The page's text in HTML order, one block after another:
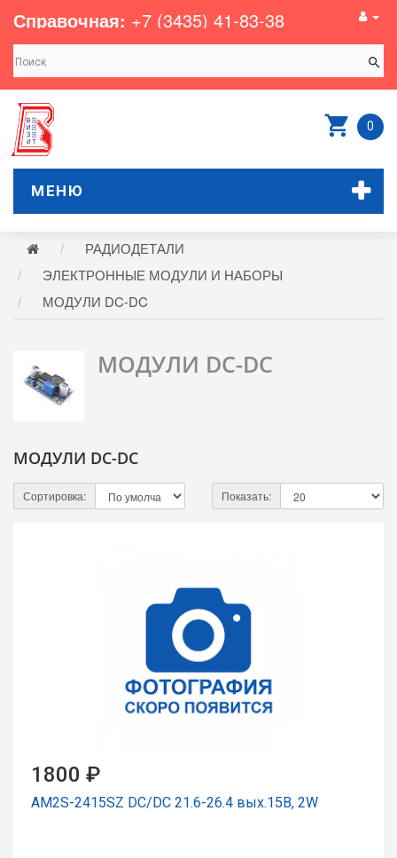
Справочная: +7 (3435) 41-83-38
0
МЕНЮ
РАДИОДЕТАЛИ
ЭЛЕКТРОННЫЕ МОДУЛИ И НАБОРЫ
МОДУЛИ DC-DC
МОДУЛИ DC-DC
МОДУЛИ DC-DC
Сортировка: Показать:
1800 ₽
AM2S-2415SZ DC/DC 21.6-26.4 вых.15В, 2W